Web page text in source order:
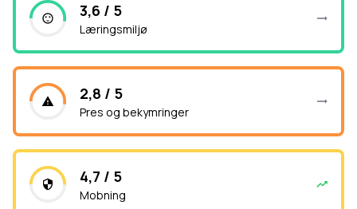
3,6 / 5
Læringsmiljø
2,8 / 5
Pres og bekymringer
4,7 / 5
Mobning